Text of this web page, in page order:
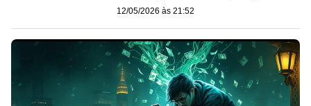
12/05/2026 às 21:52